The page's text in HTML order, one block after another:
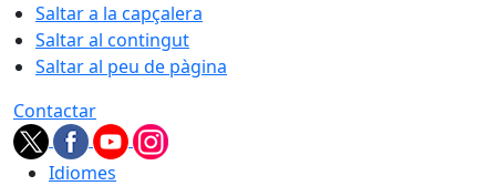
Saltar a la capçalera
Saltar al contingut
Saltar al peu de pàgina
Contactar
Idiomes